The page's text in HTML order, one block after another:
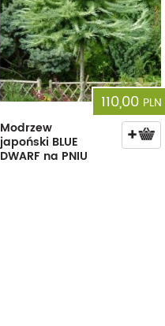
110,00 PLN
Modrzew
japoński BLUE
DWARF na PNIU